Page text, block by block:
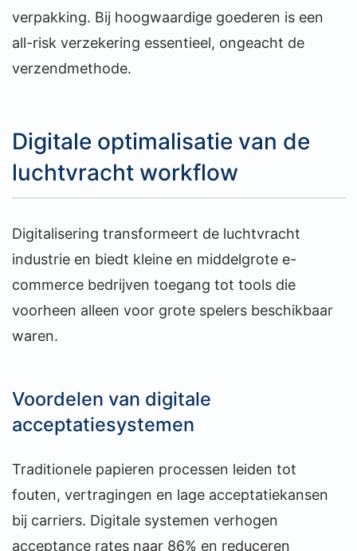
verpakking. Bij hoogwaardige goederen is een
all-risk verzekering essentieel, ongeacht de
verzendmethode.
Digitale optimalisatie van de
luchtvracht workflow
Digitalisering transformeert de luchtvracht
industrie en biedt kleine en middelgrote e-
commerce bedrijven toegang tot tools die
voorheen alleen voor grote spelers beschikbaar
waren.
Voordelen van digitale
acceptatiesystemen
Traditionele papieren processen leiden tot
fouten, vertragingen en lage acceptatiekansen
bij carriers. Digitale systemen verhogen
acceptance rates naar 86% en reduceren